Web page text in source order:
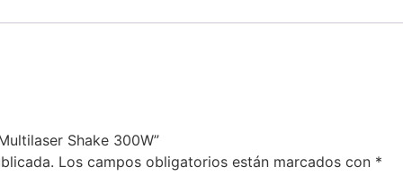
Shake 300W”
Los campos obligatorios están marcados con *